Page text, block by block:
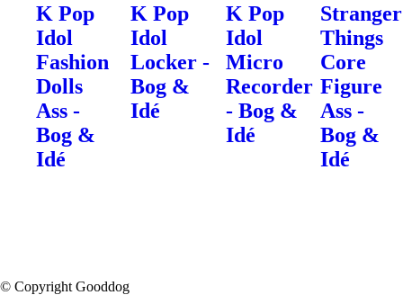
K Pop
Idol
Fashion
Dolls
Ass -
Bog &
Idé
K Pop
Idol
Locker -
Bog &
Idé
K Pop
Idol
Micro
Recorder
- Bog &
Idé
Stranger
Things
Core
Figure
Ass -
Bog &
Idé
© Copyright Gooddog